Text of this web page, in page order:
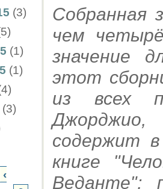
(3)
(1)
(1)
(3)
‹
Собранная
чем
значение
этот
из всех
содержит
книге
Веданте";